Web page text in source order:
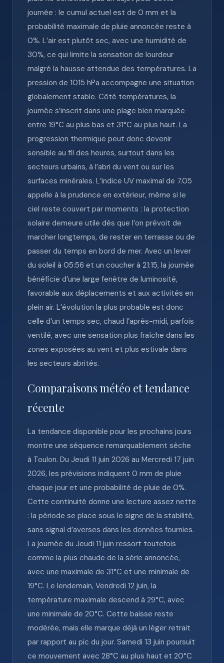
journée : le cumul actuel est de 0 mm et la
probabilité maximale de pluie annoncée reste à
0%. L’air est plutôt sec, avec une humidité de
30%, ce qui limite la sensation de lourdeur
malgré la hausse attendue des températures. La
pression de 1015 hPa accompagne une situation
globalement stable. Côté températures, la
journée s’inscrit dans une plage bien marquée
entre 19°C au plus bas et 31°C au plus haut. La
progression thermique peut donc devenir
sensible au fil des heures, surtout dans les
secteurs urbains, à l’abri du vent ou sur les
surfaces minérales. L’indice UV maximal de 7.05
appelle à la prudence en extérieur, même si le
ciel reste couvert par moments : la protection
solaire demeure utile dès que l’on prévoit de
marcher longtemps, de rester en terrasse ou de
passer du temps en bord de mer. Avec un lever
du soleil à 05:56 et un coucher à 21:15, la journée
bénéficie d’une large fenêtre de luminosité,
favorable aux déplacements et aux activités en
plein air. L’évolution la plus probable est donc
celle d’un temps sec, chaud l’après-midi, parfois
ventilé, avec une sensation plus fraîche dans les
zones exposées au vent et plus estivale dans
les secteurs abrités.
Comparaisons météo et tendance
récente
La tendance disponible pour les prochains jours
montre une séquence remarquablement sèche
à Toulon. Du Jeudi 11 juin 2026 au Mercredi 17 juin
2026, les prévisions indiquent 0 mm de pluie
chaque jour et une probabilité de pluie de 0%.
Cette continuité donne une lecture assez nette
: la période se place sous le signe de la stabilité,
sans signal d’averses dans les données fournies.
La journée du Jeudi 11 juin ressort toutefois
comme la plus chaude de la série annoncée,
avec une maximale de 31°C et une minimale de
19°C. Le lendemain, Vendredi 12 juin, la
température maximale descend à 29°C, avec
une minimale de 20°C. Cette baisse reste
modérée, mais elle marque déjà un léger retrait
par rapport au pic du jour. Samedi 13 juin poursuit
ce mouvement avec 28°C au plus haut et 20°C